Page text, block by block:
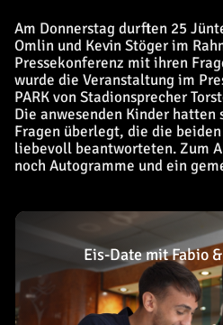
Am Donnerstag durften 25
Omlin und Kevin Stöger im
Pressekonferenz mit ihren
wurde die Veranstaltung im
PARK von Stadionsprecher
Die anwesenden Kinder
Fragen überlegt, die die
liebevoll beantworteten. Zum
noch Autogramme und ein
Eis-Date mit Fabio